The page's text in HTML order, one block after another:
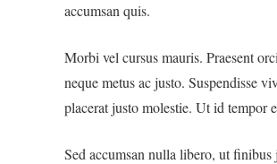
accumsan quis.
Morbi vel cursus mauris. Praesent
neque metus ac justo. Suspendisse
placerat justo molestie. Ut id tempor
Sed accumsan nulla libero, ut